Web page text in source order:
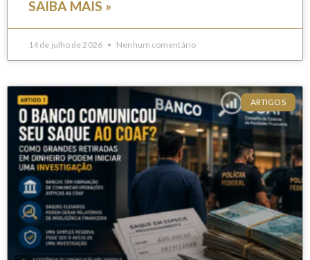
SAIBA MAIS »
14 de julho de 2026 Nenhum comentário
ARTIGOS